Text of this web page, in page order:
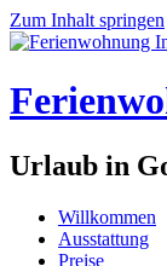
Zum Inhalt springen
Urlaub in
Willkommen
Ausstattung
Preise